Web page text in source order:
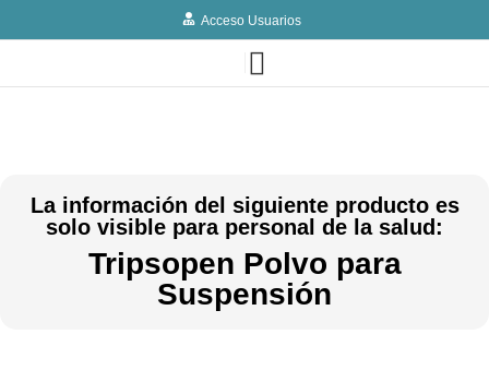
Acceso Usuarios
La información del siguiente producto es
solo visible para personal de la salud:
Tripsopen Polvo para
Suspensión